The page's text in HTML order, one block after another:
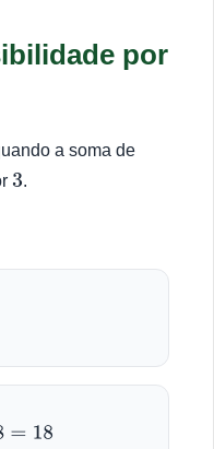
por
a soma de
3.
18